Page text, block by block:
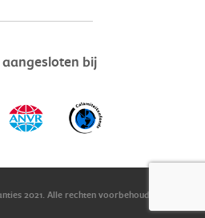
bij
2021. Alle rechten voorbehouden